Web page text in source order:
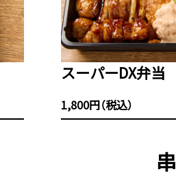
スーパーDX弁当
1,800円（税込）
串